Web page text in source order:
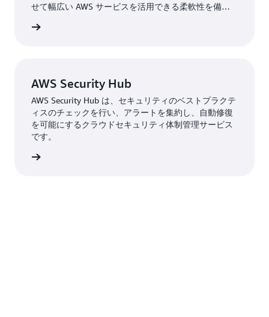
せて幅広い AWS サービスを活用できる柔軟性を備え
AWS Security Hub
AWS Security Hub は、セキュリティのベストプラクテ
ィスのチェックを行い、アラートを集約し、自動修復
を可能にするクラウドセキュリティ体制管理サービス
です。